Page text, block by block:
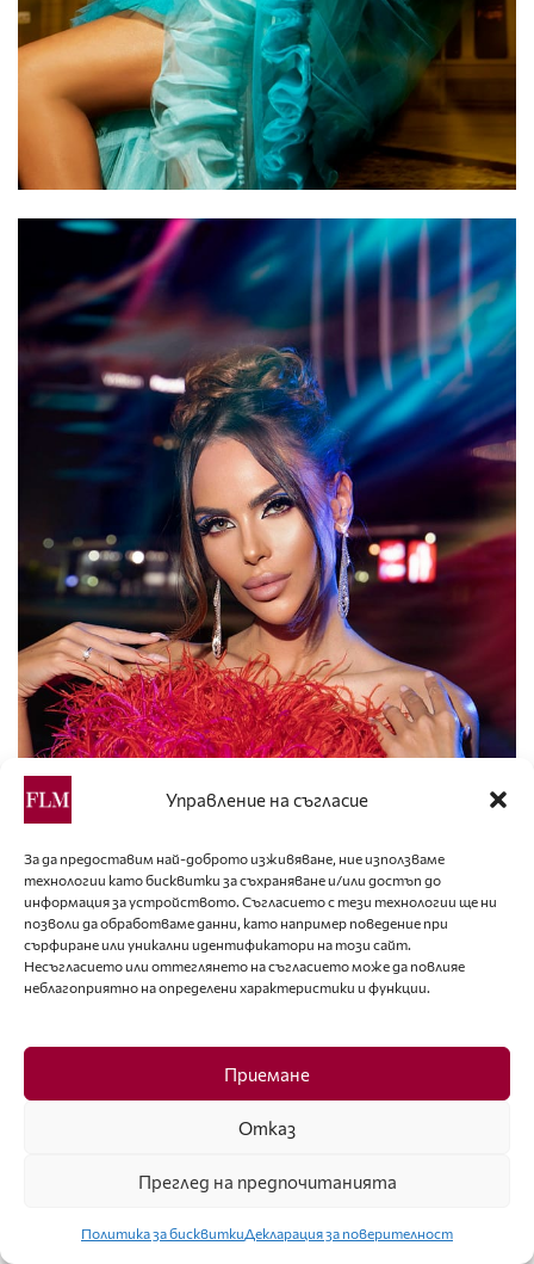
Управление на съгласие
За да предоставим най-доброто изживяване, ние използваме
технологии като бисквитки за съхраняване и/или достъп до
информация за устройството. Съгласието с тези технологии ще ни
позволи да обработваме данни, като например поведение при
сърфиране или уникални идентификатори на този сайт.
Несъгласието или оттеглянето на съгласието може да повлияе
неблагоприятно на определени характеристики и функции.
Приемане
Отказ
Преглед на предпочитанията
Политика за бисквиткиДекларация за поверителност
Какво Ви предстои в професионален план в близко
бъдеще?
страхотно и се надявам да продължи по същия начин.
В момента има няколко проекта, по които работя и
ново хоби, което тепърва развивам. Вярвам, че поне
тази година, ще се осъществят.
Интервюто взе Хелена Тодорова